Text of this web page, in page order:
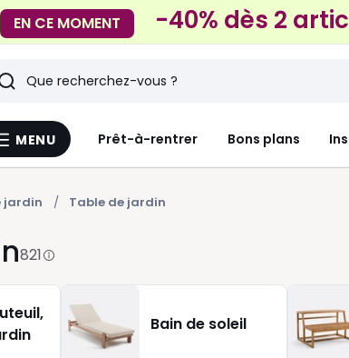
EN CE MOMENT
-40% dès 2
Menu
MENU Prêt-à-rentrer Bons plans
Rechercher
jardin Table de jardin
821
Bain de soleil